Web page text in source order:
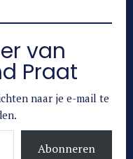
van
Praat
naar je e-mail te
Abonneren